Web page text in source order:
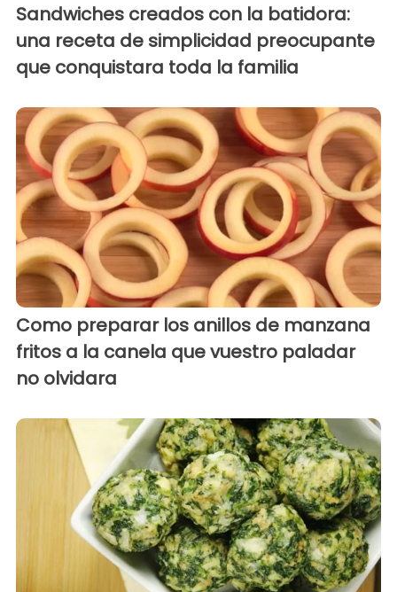
Sandwiches creados con la batidora:
una receta de simplicidad preocupante
que conquistara toda la familia
Como preparar los anillos de manzana
fritos a la canela que vuestro paladar
no olvidara